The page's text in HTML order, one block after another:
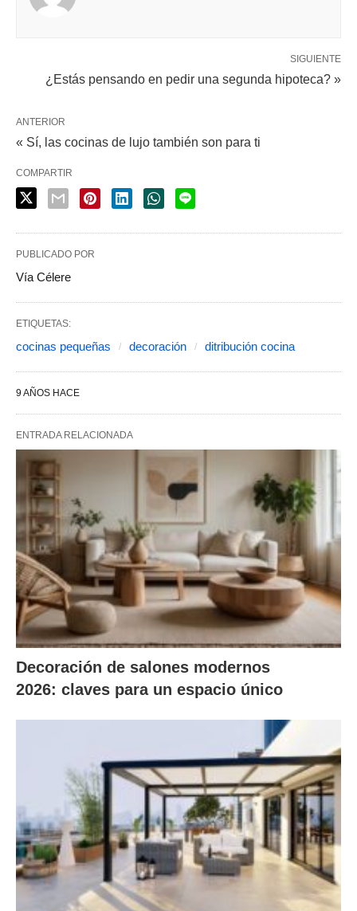
SIGUIENTE
¿Estás pensando en pedir una segunda hipoteca? »
ANTERIOR
« Sí, las cocinas de lujo también son para ti
COMPARTIR
PUBLICADO POR
Vía Célere
ETIQUETAS:
cocinas pequeñas decoración ditribución cocina
9 AÑOS HACE
ENTRADA RELACIONADA
Decoración de salones modernos
2026: claves para un espacio único